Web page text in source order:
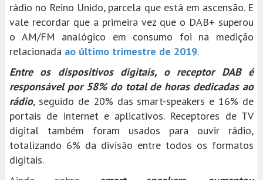
rádio no Reino Unido, parcela que está em ascensão. E
vale recordar que a primeira vez que o DAB+ superou
o AM/FM analógico em consumo foi na medição
relacionada ao último trimestre de 2019.
Entre os dispositivos digitais, o receptor DAB é
responsável por 58% do total de horas dedicadas ao
rádio, seguido de 20% das smart-speakers e 16% de
portais de internet e aplicativos. Receptores de TV
digital também foram usados para ouvir rádio,
totalizando 6% da divisão entre todos os formatos
digitais.